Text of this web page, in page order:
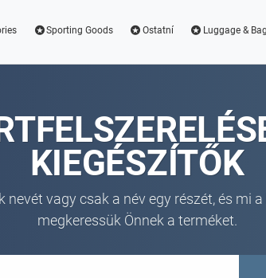
Sporting Goods Ostatní Luggage &
KIEGÉSZÍTŐK
vagy csak a név egy részét, és mi
megkeressük Önnek a terméket.